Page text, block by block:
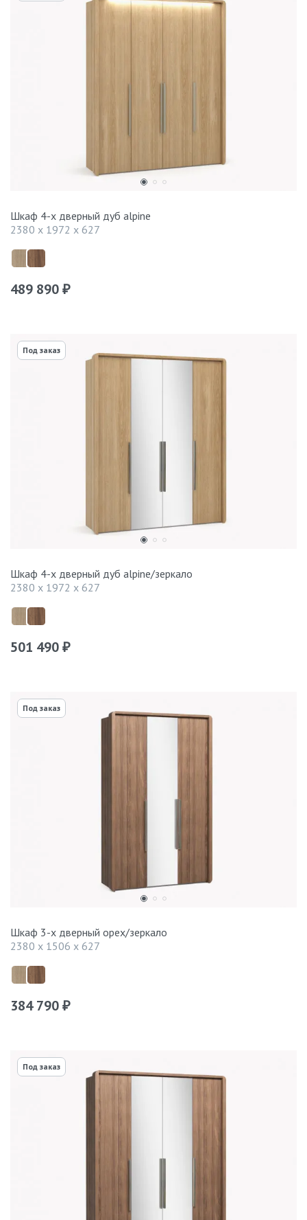
Шкаф 4-х дверный дуб alpine
2380 x 1972 x 627
489 890 ₽
Под заказ
Шкаф 4-х дверный дуб alpine/зеркало
2380 x 1972 x 627
501 490 ₽
Под заказ
Шкаф 3-х дверный орех/зеркало
2380 x 1506 x 627
384 790 ₽
Под заказ